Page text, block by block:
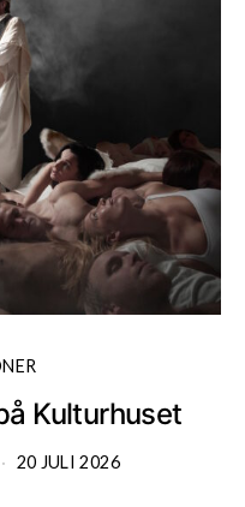
Kulturhuset
20 JULI 2026